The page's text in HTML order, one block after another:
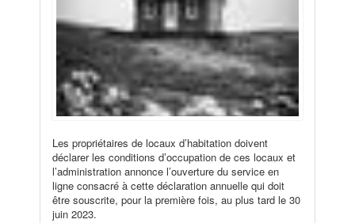
Les propriétaires de locaux d’habitation doivent
déclarer les conditions d’occupation de ces locaux et
l’administration annonce l’ouverture du service en
ligne consacré à cette déclaration annuelle qui doit
être souscrite, pour la première fois, au plus tard le 30
juin 2023.